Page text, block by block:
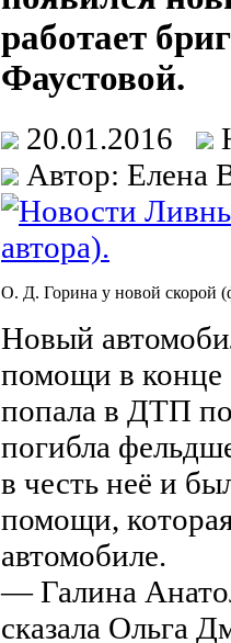
работает
Фаустовой.
20.01.2016
Автор: Елена
О. Д. Горина у новой скорой
Новый
помощи в конце
попала в ДТП
погибла
в честь неё и
помощи,
автомобиле.
— Галина
сказала Ольга